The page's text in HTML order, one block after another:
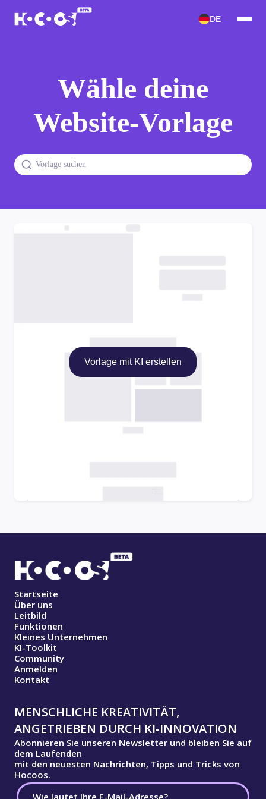
DE
Wähle deine
Website-Vorlage
Vorlage mit KI erstellen
Startseite
Über uns
Leitbild
Funktionen
Kleines Unternehmen
KI-Toolkit
Community
Anmelden
Kontakt
MENSCHLICHE KREATIVITÄT,
ANGETRIEBEN DURCH KI-INNOVATION
Abonnieren Sie unseren Newsletter und bleiben Sie auf
dem Laufenden
mit den neuesten Nachrichten, Tipps und Tricks von
Hocoos.